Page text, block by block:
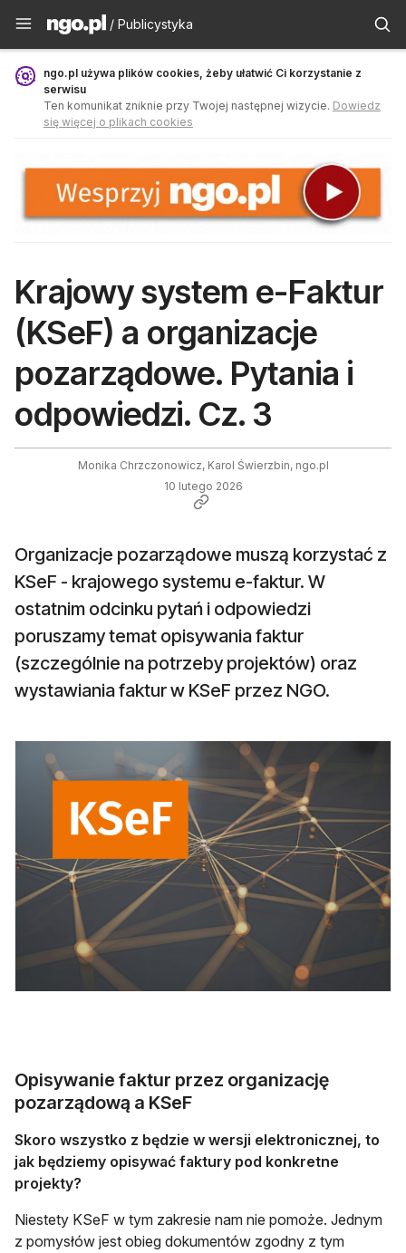
Publicystyka - ngo.pl
/ Publicystyka
ngo.pl używa plików cookies, żeby ułatwić Ci korzystanie z
serwisu
Ten komunikat zniknie przy Twojej następnej wizycie. Dowiedz
się więcej o plikach cookies
Krajowy system e-Faktur
(KSeF) a organizacje
pozarządowe. Pytania i
odpowiedzi. Cz. 3
Monika Chrzczonowicz, Karol Świerzbin, ngo.pl
10 lutego 2026
Organizacje pozarządowe muszą korzystać z
KSeF - krajowego systemu e-faktur. W
ostatnim odcinku pytań i odpowiedzi
poruszamy temat opisywania faktur
(szczególnie na potrzeby projektów) oraz
wystawiania faktur w KSeF przez NGO.
Opisywanie faktur przez organizację
pozarządową a KSeF
Skoro wszystko z będzie w wersji elektronicznej, to
jak będziemy opisywać faktury pod konkretne
projekty?
Niestety KSeF w tym zakresie nam nie pomoże. Jednym
z pomysłów jest obieg dokumentów zgodny z tym